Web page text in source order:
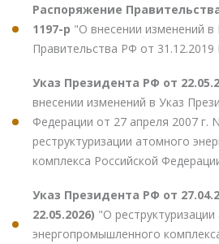
Распоряжение
1197-р "О внесении изменений
Правительства РФ от 31.12.2019
Указ Президента РФ от
внесении изменений в Указ
Федерации от 27 апреля 2007 г.
реструктуризации атомного
комплекса Российской
Указ Президента РФ от
22.05.2026) "О
энергопромышленного